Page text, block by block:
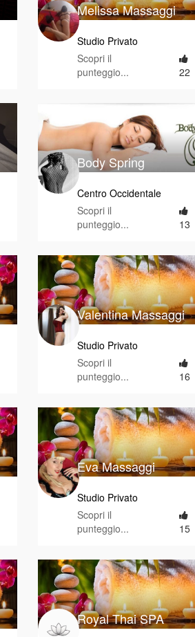
Melissa Massaggi
Studio Privato
Scopri il
punteggio...
22
Body Spring
Centro Occidentale
Scopri il
punteggio...
13
Valentina Massaggi
Studio Privato
Scopri il
punteggio...
16
Eva Massaggi
Studio Privato
Scopri il
punteggio...
15
Royal Thai SPA